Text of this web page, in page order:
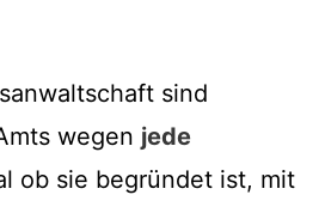
sind
wegen jede
ob sie begründet ist, mit